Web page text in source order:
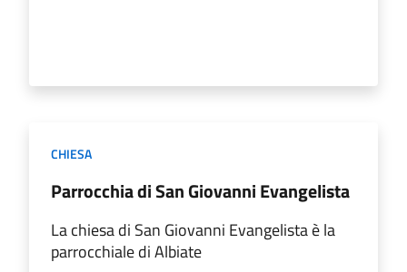
CHIESA
Parrocchia di San Giovanni Evangelista
La chiesa di San Giovanni Evangelista è la
parrocchiale di Albiate